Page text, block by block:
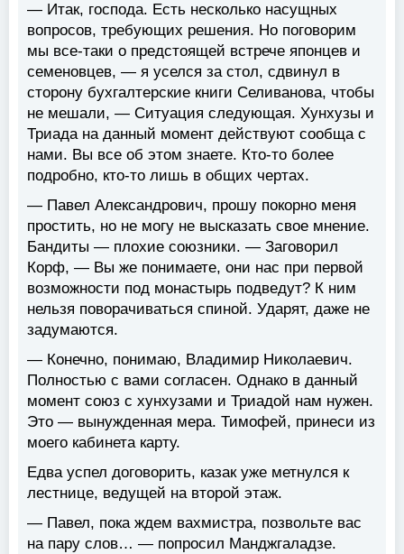
— Итак, господа. Есть несколько насущных
вопросов, требующих решения. Но поговорим
мы все-таки о предстоящей встрече японцев и
семеновцев, — я уселся за стол, сдвинул в
сторону бухгалтерские книги Селиванова, чтобы
не мешали, — Ситуация следующая. Хунхузы и
Триада на данный момент действуют сообща с
нами. Вы все об этом знаете. Кто-то более
подробно, кто-то лишь в общих чертах.
— Павел Александрович, прошу покорно меня
простить, но не могу не высказать свое мнение.
Бандиты — плохие союзники. — Заговорил
Корф, — Вы же понимаете, они нас при первой
возможности под монастырь подведут? К ним
нельзя поворачиваться спиной. Ударят, даже не
задумаются.
— Конечно, понимаю, Владимир Николаевич.
Полностью с вами согласен. Однако в данный
момент союз с хунхузами и Триадой нам нужен.
Это — вынужденная мера. Тимофей, принеси из
моего кабинета карту.
Едва успел договорить, казак уже метнулся к
лестнице, ведущей на второй этаж.
— Павел, пока ждем вахмистра, позвольте вас
на пару слов… — попросил Манджгаладзе.